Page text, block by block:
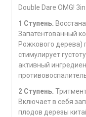
Double Dare OMG!
1 Ступень.
Запатентованный
Рожкового дерева)
стимулирует
активный
2 Ступень.
Включает в себя
плодов дерезы